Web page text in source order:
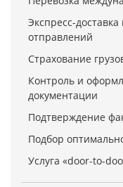
Экспресс-
отправлений
Страхование
Контроль и
документации
Подтверждение
Подбор
Услуга «door-to-